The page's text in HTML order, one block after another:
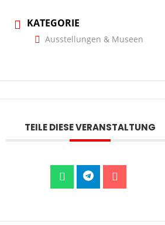
KATEGORIE
Ausstellungen & Museen
TEILE DIESE VERANSTALTUNG